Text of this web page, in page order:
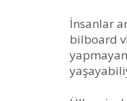
İnsanlar
bilboard